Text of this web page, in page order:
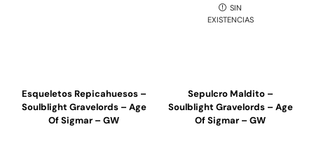
Esqueletos Repicahuesos –
Soulblight Gravelords – Age
Of Sigmar – GW
SIN
EXISTENCIAS
Sepulcro Maldito –
Soulblight Gravelords – Age
Of Sigmar – GW